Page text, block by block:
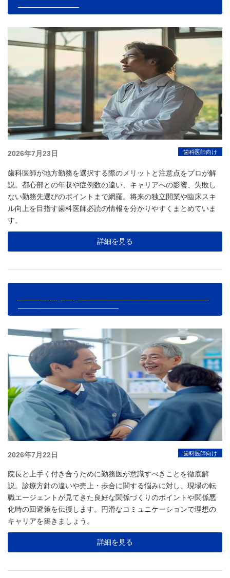
投
日:
2026年7月23日 歯科医師向け
歯科医師が地方勤務を選択する際のメリットと注意点をプロが解
説。都心部との年収や症例数の違い、キャリアへの影響、失敗し
ない勤務先選びのポイントまで網羅。将来の独立開業や臨床スキ
ル向上を目指す歯科医師必読の情報を分かりやすくまとめていま
す。
詳細を見る
こと｜信頼を得る5ルール
投
日:
2026年7月22日 歯科医師向け
院長と上手く付き合うために勤務医が意識すべきことを徹底解
説。診療方針の違いや売上・歩合に関する悩みに対し、現場の転
職エージェントが見てきた良好な関係づくりのポイントや関係悪
化時の回避策を伝授します。円滑なコミュニケーションで理想の
キャリアを築きましょう。
詳細を見る